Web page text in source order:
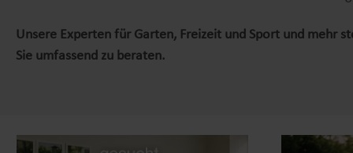
Unsere Experten für Garten, Freizeit und Sport und mehr
Sie umfassend zu beraten.